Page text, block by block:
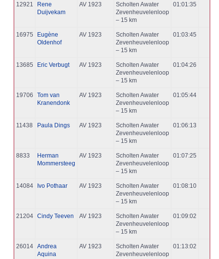
12921
Rene
Duijvekam
AV 1923
Scholten Awater
Zevenheuvelenloop
– 15 km
01:01:35
16975
Eugène
Oldenhof
AV 1923
Scholten Awater
Zevenheuvelenloop
– 15 km
01:03:45
13685 Eric Verbugt AV 1923
Scholten Awater
Zevenheuvelenloop
– 15 km
01:04:26
19706
Tom van
Kranendonk
AV 1923
Scholten Awater
Zevenheuvelenloop
– 15 km
01:05:44
11438 Paula Dings AV 1923
Scholten Awater
Zevenheuvelenloop
– 15 km
01:06:13
8833
Herman
Mommersteeg
AV 1923
Scholten Awater
Zevenheuvelenloop
– 15 km
01:07:25
14084 Ivo Pothaar AV 1923
Scholten Awater
Zevenheuvelenloop
– 15 km
01:08:10
21204 Cindy Teeven AV 1923
Scholten Awater
Zevenheuvelenloop
– 15 km
01:09:02
26014
Andrea
Aquina
AV 1923
Scholten Awater
Zevenheuvelenloop
01:13:02